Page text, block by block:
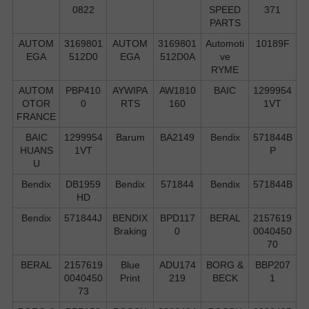
0822
SPEED
PARTS
371
AUTOM
EGA
3169801
512D0
AUTOM
EGA
3169801
512D0A
Automoti
ve
RYME
10189F
AUTOM
OTOR
FRANCE
PBP410
0
AYWIPA
RTS
AW1810
160
BAIC
1299954
1VT
BAIC
HUANS
U
1299954
1VT
Barum BA2149 Bendix
571844B
P
Bendix
DB1959
HD
Bendix 571844 Bendix 571844B
Bendix 571844J
BENDIX
Braking
BPD117
0
BERAL
2157619
0040450
70
BERAL
2157619
0040450
73
Blue
Print
ADU174
219
BORG &
BECK
BBP207
1